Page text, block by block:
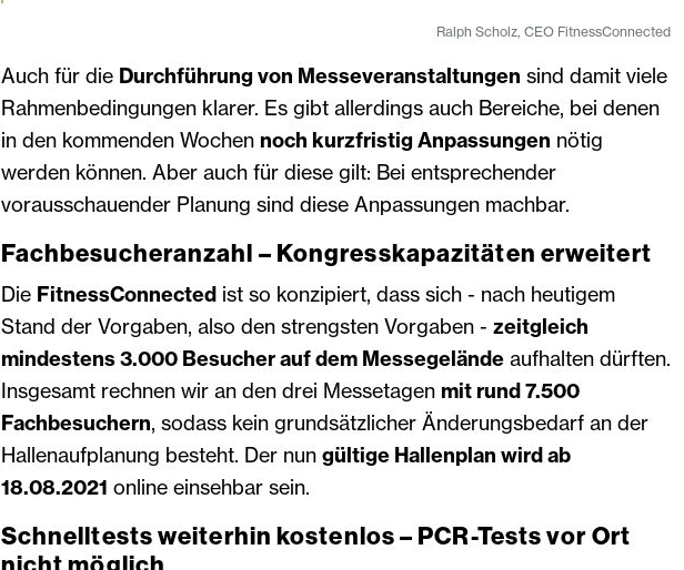
Ralph Scholz, CEO FitnessConnected
Auch für die Durchführung von Messeveranstaltungen sind damit viele
Rahmenbedingungen klarer. Es gibt allerdings auch Bereiche, bei denen
in den kommenden Wochen noch kurzfristig Anpassungen nötig
werden können. Aber auch für diese gilt: Bei entsprechender
vorausschauender Planung sind diese Anpassungen machbar.
Fachbesucheranzahl – Kongresskapazitäten erweitert
Die FitnessConnectedist so konzipiert, dass sich - nach heutigem
Stand der Vorgaben, also den strengsten Vorgaben - zeitgleich
mindestens 3.000 Besucher auf dem Messegeländeaufhalten dürften.
Insgesamt rechnen wir an den drei Messetagen mit rund 7.500
Fachbesuchern, sodass kein grundsätzlicher Änderungsbedarf an der
Hallenaufplanung besteht. Der nun gültige Hallenplan wird ab
18.08.2021 online einsehbar sein.
Schnelltests weiterhin kostenlos – PCR-Tests vor Ort